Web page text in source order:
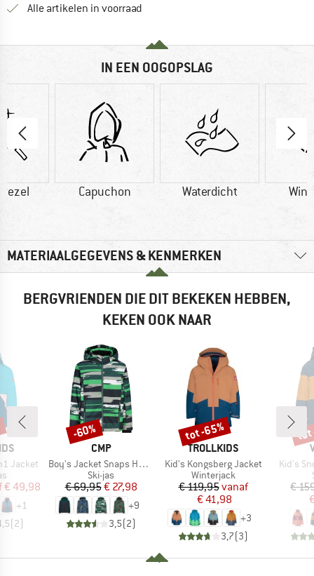
Alle artikelen in voorraad
IN EEN OOGOPSLAG
Capuchon Waterdicht
MATERIAALGEGEVENS & KENMERKEN
BERGVRIENDEN DIE DIT BEKEKEN HEBBEN,
KEKEN OOK NAAR
Jacket
prijs
€ 49,98
+1
(2)
MERK
CMP
Artikel
Boy's Jacket Snaps Hood Twill
Productgroep
Ski-jas
Prijs
€ 69,95Verlaagde prijs
€ 27,98
+9
3,5(2)
Korting
-60%
MERK
TROLLKIDS
Artikel
Kid's Kongsberg Jacket
Productgroep
Winterjack
Prijs
€ 119,95Verlaagde prijs
vanaf
€ 41,98
+3
3,7(3)
Korting
tot -65%
Artikel
Kid's
€
tot